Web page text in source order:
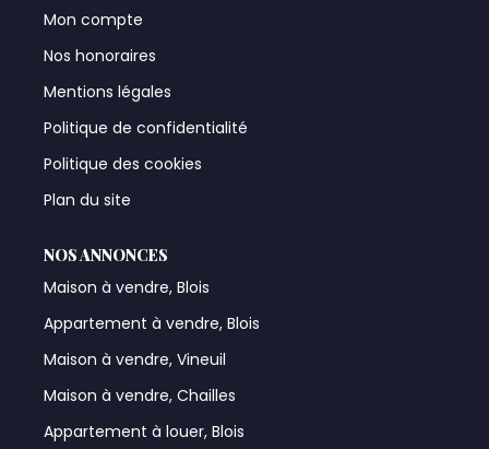
Mon compte
Nos honoraires
Mentions légales
Politique de confidentialité
Politique des cookies
Plan du site
NOS ANNONCES
Maison à vendre, Blois
Appartement à vendre, Blois
Maison à vendre, Vineuil
Maison à vendre, Chailles
Appartement à louer, Blois